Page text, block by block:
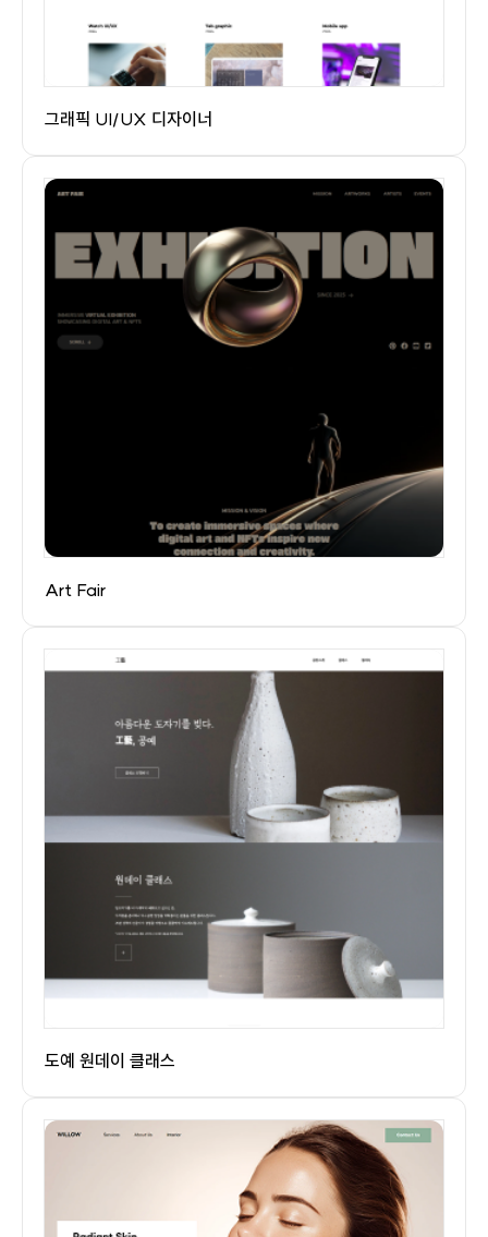
그래픽 UI/UX 디자이너
Art Fair
도예 원데이 클래스